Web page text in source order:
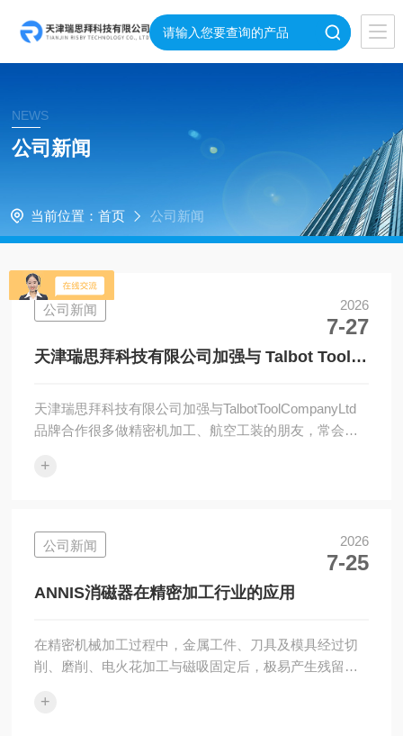
NEWS
公司新闻
当前位置： 首页 公司新闻
公司新闻 2026
7-27
天津瑞思拜科技有限公司加强与 Talbot Tool
天津瑞思拜科技有限公司加强与TalbotToolCompanyLtd
品牌合作很多做精密机加工、航空工装的朋友，常会遇
套衬套看着不起眼，却是保障加工精度的核心配件。近
道补齐高精度定位配件供应链。一、合作双方简介天津
瑞思拜科技有限公司公司坐落于天津西青高新区，拥有
正规进出口经营资质，是国内深耕小众进口工业配件的
专业渠道服务商。...
+
公司新闻 2026
7-25
ANNIS消磁器在精密加工行业的应用
在精密机械加工过程中，金属工件、刀具及模具经过切
削、磨削、电火花加工与磁吸固定后，极易产生残留磁
伤、配合卡顿、尺寸偏差等问题，严重影响产品精度与
+